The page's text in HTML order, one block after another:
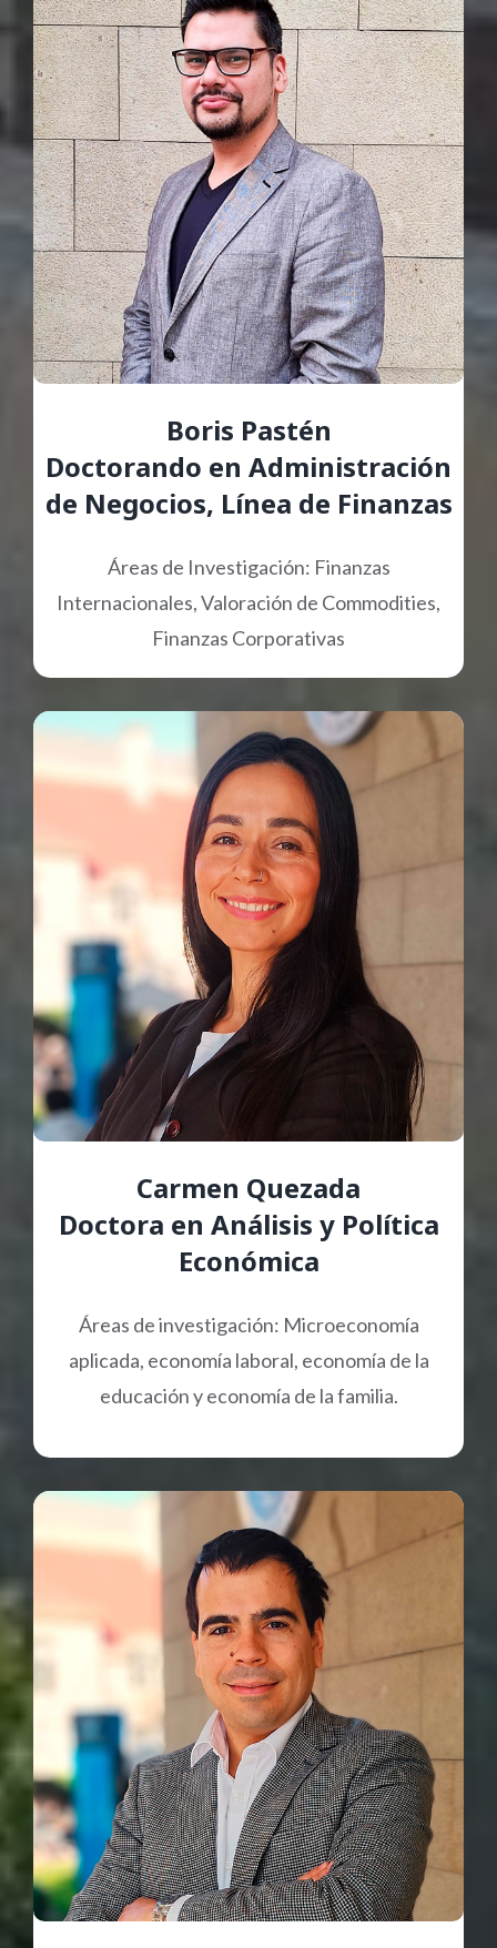
Boris Pastén
Doctorando en Administración
de Negocios, Línea de Finanzas
Áreas de Investigación: Finanzas
Internacionales, Valoración de Commodities,
Finanzas Corporativas
Carmen Quezada
Doctora en Análisis y Política
Económica
Áreas de investigación: Microeconomía
aplicada, economía laboral, economía de la
educación y economía de la familia.